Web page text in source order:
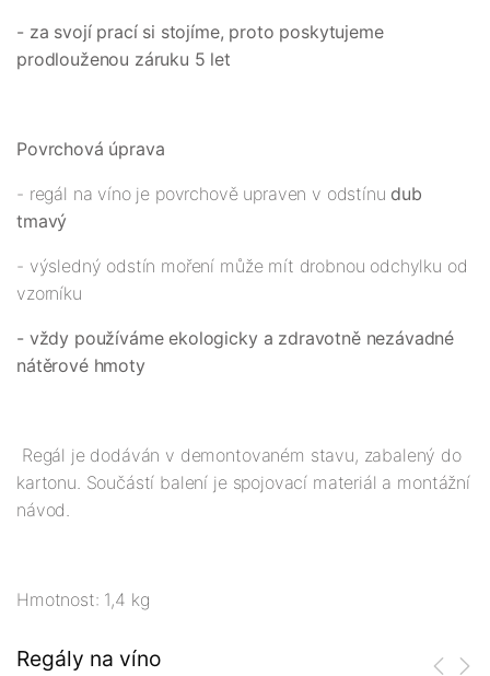
- za svojí prací si stojíme, proto poskytujeme
prodlouženou záruku 5 let
Povrchová úprava
- regál na víno je povrchově upraven v odstínu dub
tmavý
- výsledný odstín moření může mít drobnou odchylku od
vzorníku
- vždy používáme ekologicky a zdravotně nezávadné
nátěrové hmoty
Regál je dodáván v demontovaném stavu, zabalený do
kartonu. Součástí balení je spojovací materiál a montážní
návod.
Hmotnost: 1,4 kg
Regály na víno